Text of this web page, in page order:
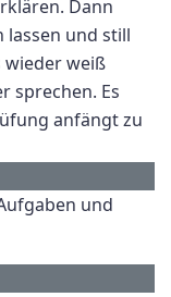
Dann
lassen und still
wieder weiß
sprechen. Es
anfängt zu
und